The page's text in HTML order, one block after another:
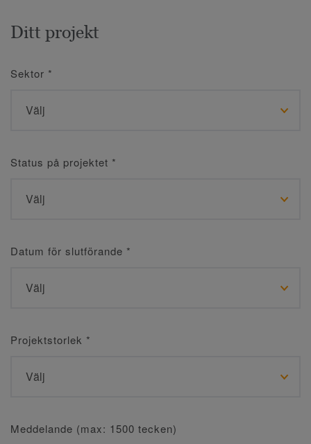
Ditt projekt
Sektor *
Status på projektet *
Datum för slutförande *
Projektstorlek *
Meddelande (max: 1500 tecken)